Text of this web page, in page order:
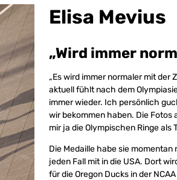
Elisa Mevius
„Wird immer
„Es wird immer normaler mit der
aktuell fühlt nach dem
immer wieder. Ich persönlich
wir bekommen haben. Die Fotos
mir ja die Olympischen Ringe als
Die Medaille habe sie
jeden Fall mit in die USA. Dort
für die Oregon Ducks in der